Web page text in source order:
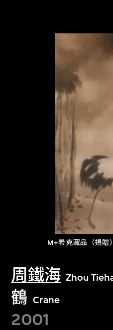
M+希克藏品（捐贈
周鐵海 Zhou
鶴 Crane
2001
M+
进一步筛选
关于M+藏品
探索世界顶级的二
文化藏品。